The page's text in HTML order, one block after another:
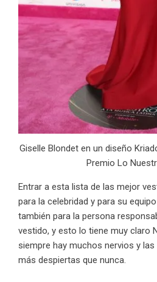
Giselle Blondet en un diseño
Premio Lo
Entrar a esta lista de las mejor
para la celebridad y para su
también para la persona
vestido, y esto lo tiene muy claro
siempre hay muchos nervios y
más despiertas que nunca.